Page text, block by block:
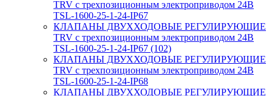
TRV с трехпозиционным электроприводом 24В
TSL-1600-25-1-24-IP67
КЛАПАНЫ ДВУХХОДОВЫЕ РЕГУЛИРУЮЩИЕ
TRV с трехпозиционным электроприводом 24В
TSL-1600-25-1-24-IP67 (102)
КЛАПАНЫ ДВУХХОДОВЫЕ РЕГУЛИРУЮЩИЕ
TRV с трехпозиционным электроприводом 24В
TSL-1600-25-1-24-IP68
КЛАПАНЫ ДВУХХОДОВЫЕ РЕГУЛИРУЮЩИЕ